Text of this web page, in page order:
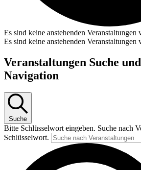
Es sind keine anstehenden Veranstaltungen
Es sind keine anstehenden Veranstaltungen
Veranstaltungen Suche
Navigation
Suche
Bitte Schlüsselwort eingeben. Suche nach
Schlüsselwort.